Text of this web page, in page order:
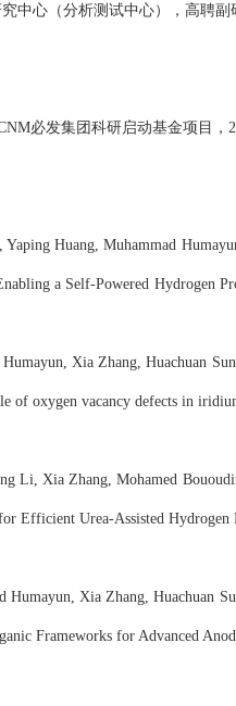
中心（分析测试中心），高聘副
必发集团科研启动基金项目， 2
Huang, Muhammad
a Self-Powered Hydrogen
Xia Zhang, Huachuan
of oxygen vacancy defects in
Li, Xia Zhang, Mohamed
Efficient Urea-Assisted Hydrogen
Xia Zhang, Huachuan
Frameworks for Advanced